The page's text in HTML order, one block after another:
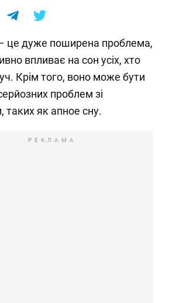
це дуже поширена проблема,
впливає на сон усіх, хто
Крім того, воно може бути
проблем зі
таких як апное сну.
РЕКЛАМА